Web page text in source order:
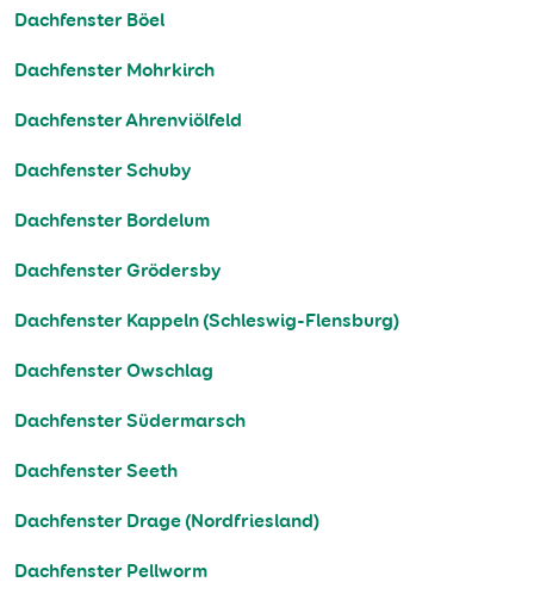
Dachfenster Böel
Dachfenster Mohrkirch
Dachfenster Ahrenviölfeld
Dachfenster Schuby
Dachfenster Bordelum
Dachfenster Grödersby
Dachfenster Kappeln (Schleswig-Flensburg)
Dachfenster Owschlag
Dachfenster Südermarsch
Dachfenster Seeth
Dachfenster Drage (Nordfriesland)
Dachfenster Pellworm